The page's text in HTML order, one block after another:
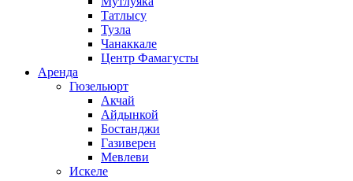
Татлысу
Тузла
Чанаккале
Центр Фамагусты
Аренда
Гюзельюрт
Акчай
Айдынкой
Бостанджи
Газиверен
Мевлеви
Искеле